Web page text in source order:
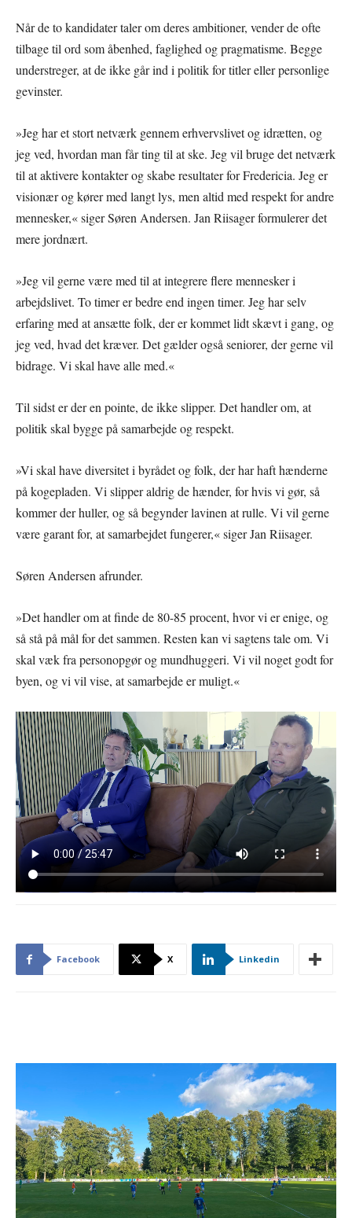
Når de to kandidater taler om deres ambitioner, vender de ofte
tilbage til ord som åbenhed, faglighed og pragmatisme. Begge
understreger, at de ikke går ind i politik for titler eller personlige
gevinster.
»Jeg har et stort netværk gennem erhvervslivet og idrætten, og
jeg ved, hvordan man får ting til at ske. Jeg vil bruge det netværk
til at aktivere kontakter og skabe resultater for Fredericia. Jeg er
visionær og kører med langt lys, men altid med respekt for andre
mennesker,« siger Søren Andersen. Jan Riisager formulerer det
mere jordnært.
»Jeg vil gerne være med til at integrere flere mennesker i
arbejdslivet. To timer er bedre end ingen timer. Jeg har selv
erfaring med at ansætte folk, der er kommet lidt skævt i gang, og
jeg ved, hvad det kræver. Det gælder også seniorer, der gerne vil
bidrage. Vi skal have alle med.«
Til sidst er der en pointe, de ikke slipper. Det handler om, at
politik skal bygge på samarbejde og respekt.
»Vi skal have diversitet i byrådet og folk, der har haft hænderne
på kogepladen. Vi slipper aldrig de hænder, for hvis vi gør, så
kommer der huller, og så begynder lavinen at rulle. Vi vil gerne
være garant for, at samarbejdet fungerer,« siger Jan Riisager.
Søren Andersen afrunder.
»Det handler om at finde de 80-85 procent, hvor vi er enige, og
så stå på mål for det sammen. Resten kan vi sagtens tale om. Vi
skal væk fra personopgør og mundhuggeri. Vi vil noget godt for
byen, og vi vil vise, at samarbejde er muligt.«
Facebook X Linkedin